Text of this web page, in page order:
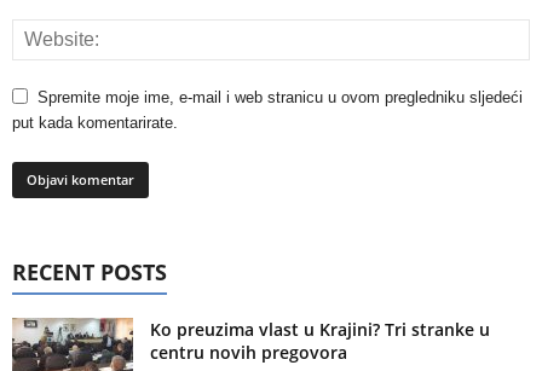
Spremite moje ime, e-mail i web stranicu u ovom pregledniku sljedeći
put kada komentarirate.
RECENT POSTS
Ko preuzima vlast u Krajini? Tri stranke u
centru novih pregovora